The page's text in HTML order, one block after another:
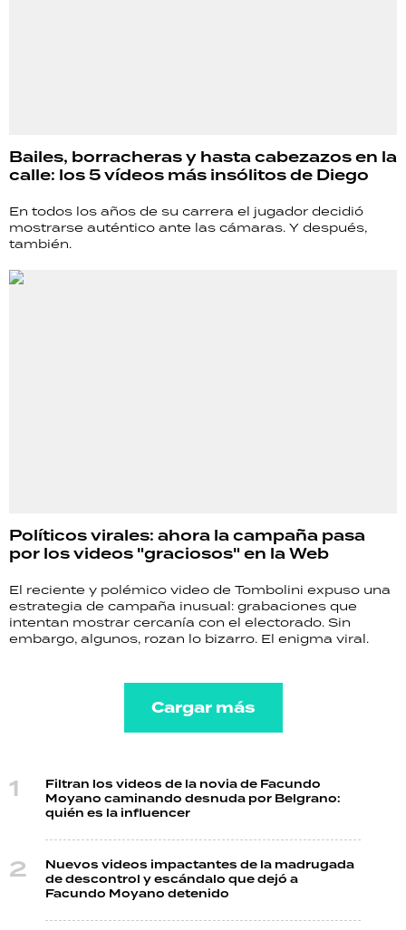
Bailes, borracheras y hasta cabezazos en la
calle: los 5 vídeos más insólitos de Diego
En todos los años de su carrera el jugador decidió
mostrarse auténtico ante las cámaras. Y después,
también.
Políticos virales: ahora la campaña pasa
por los videos "graciosos" en la Web
El reciente y polémico video de Tombolini expuso una
estrategia de campaña inusual: grabaciones que
intentan mostrar cercanía con el electorado. Sin
embargo, algunos, rozan lo bizarro. El enigma viral.
Cargar más
Filtran los videos de la novia de Facundo
Moyano caminando desnuda por Belgrano:
quién es la influencer
Nuevos videos impactantes de la madrugada
de descontrol y escándalo que dejó a
Facundo Moyano detenido